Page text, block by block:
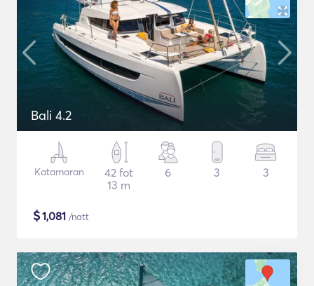
Bali 4.2
Katamaran
42 fot
13 m
6 3 3
$1,081 /natt